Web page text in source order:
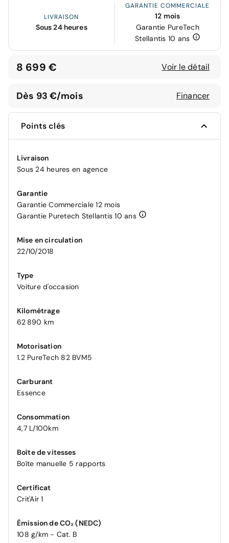
LIVRAISON
Sous 24 heures
GARANTIE COMMERCIALE
12 mois
Garantie PureTech
Stellantis 10 ans
8 699 € Voir le détail
Dès 93 €/mois Financer
Points clés
Livraison
Sous 24 heures en agence
Garantie
Garantie Commerciale 12 mois
Garantie Puretech Stellantis 10 ans
Mise en circulation
22/10/2018
Type
Voiture d'occasion
Kilométrage
62 890 km
Motorisation
1.2 PureTech 82 BVM5
Carburant
Essence
Consommation
4,7 L/100km
Boîte de vitesses
Boîte manuelle 5 rapports
Certificat
Crit'Air 1
Émission de CO₂ (NEDC)
108 g/km - Cat. B